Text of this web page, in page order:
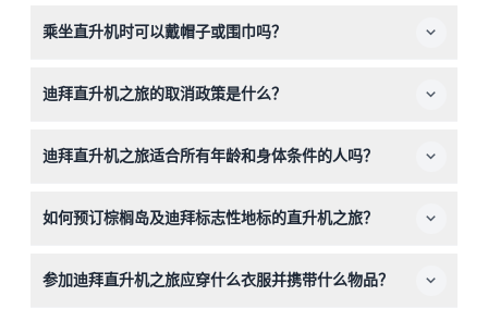
班当天办理登机手续。
乘坐直升机时可以戴帽子或围巾吗？
以戴太阳镜和携带合适的个人物品。
迪拜直升机之旅的取消政策是什么？
消将收取50%的预订费用，24小时内取消将收取100%的费
迪拜直升机之旅适合所有年龄和身体条件的人吗？
供此信息以保证安全。如果您有特定健康问题，请在预订前
如何预订棕榈岛及迪拜标志性地标的直升机之旅？
旅。
参加迪拜直升机之旅应穿什么衣服并携带什么物品？